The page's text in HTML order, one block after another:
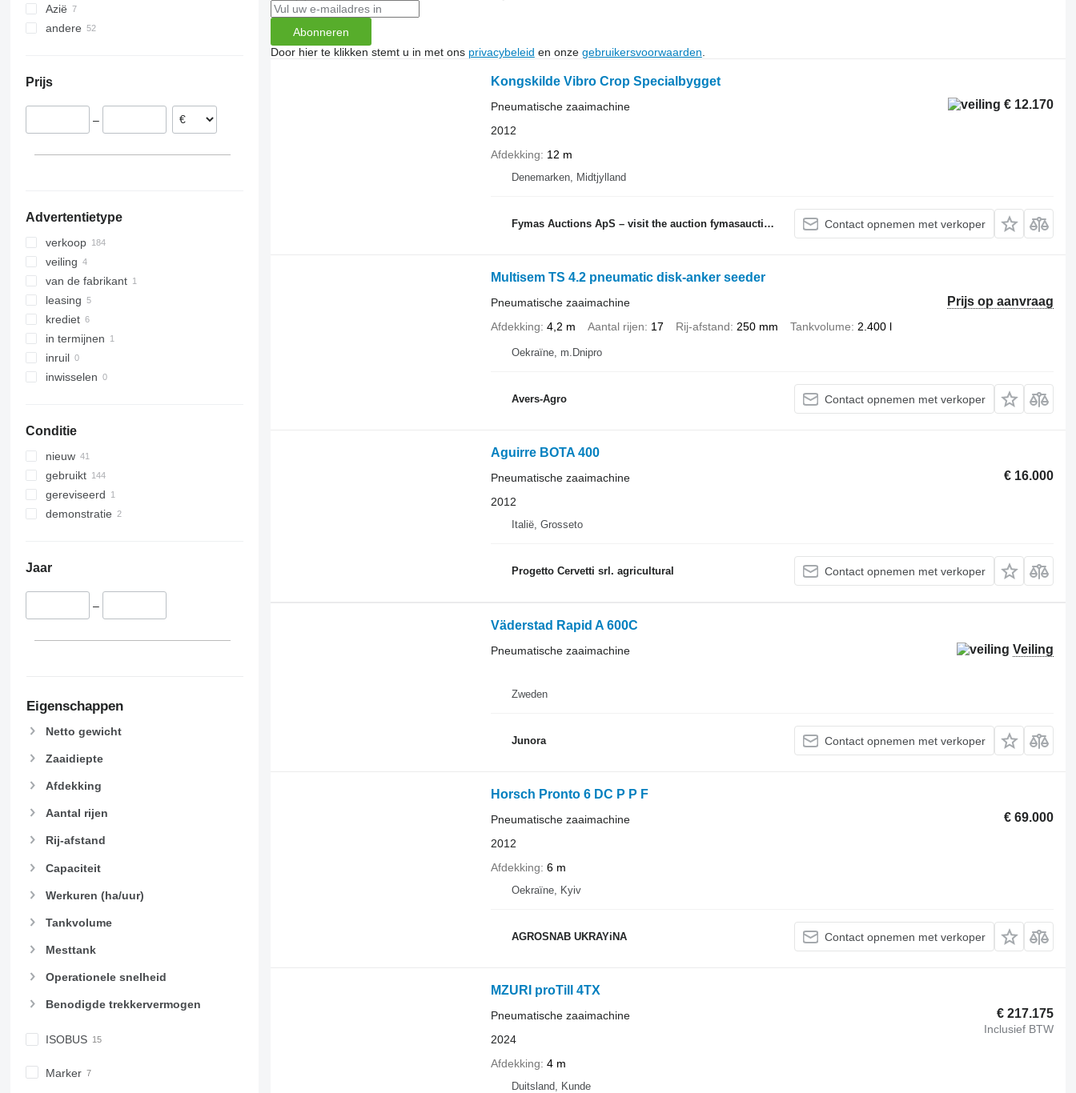
Frankrijk
Polen
Oostenrijk
Azië
Oezbekistan
andere
Prijs
–
Advertentietype
verkoop
veiling
van de fabrikant
leasing
krediet
in termijnen
inruil
inwisselen
Conditie
nieuw
gebruikt
gereviseerd
demonstratie
Jaar
–
Eigenschappen
Netto gewicht
Zaaidiepte
Afdekking
Aantal rijen
Rij-afstand
Capaciteit
Werkuren (ha/uur)
Tankvolume
Mesttank
Operationele snelheid
Benodigde trekkervermogen
ISOBUS
Marker
Abonneren
Door hier te klikken stemt u in met ons privacybeleid en onze gebruikersvoorwaarden
Kongskilde Vibro Crop Specialbygget
€ 12.170
Pneumatische zaaimachine
2012
Afdekking
12 m
Denemarken, Midtjylland
Fymas Auctions ApS – visit the auction fymasauctions.dk Contact opnemen met verkoper
Multisem TS 4.2 pneumatic disk-anker seeder
Prijs op aanvraag
Pneumatische zaaimachine
Afdekking 4,2 m Aantal rijen 17 Rij-afstand 250 mm Tankvolume 2.400 l
Oekraïne, m.Dnipro
Avers-Agro Contact opnemen met verkoper
Aguirre BOTA 400
€ 16.000
Pneumatische zaaimachine
2012
Italië, Grosseto
Progetto Cervetti srl. agricultural Contact opnemen met verkoper
Väderstad Rapid A 600C
Veiling
Pneumatische zaaimachine
Zweden
Junora Contact opnemen met verkoper
Horsch Pronto 6 DC P P F
€ 69.000
Pneumatische zaaimachine
2012
Afdekking 6 m
Oekraïne, Kyiv
AGROSNAB UKRAYiNA Contact opnemen met verkoper
MZURI proTill 4TX
€ 217.175
Inclusief BTW
Pneumatische zaaimachine
2024
Afdekking 4 m
Duitsland, Kunde